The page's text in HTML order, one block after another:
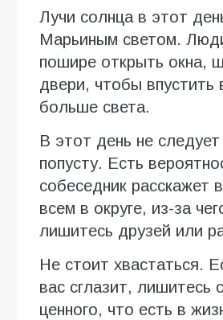
Лучи солнца в этот
Марьиным светом.
пошире открыть окна,
двери, чтобы впустить
больше света.
В этот день не
попусту. Есть
собеседник расскажет
всем в округе, из-за
лишитесь друзей или
Не стоит хвастаться.
вас сглазит, лишитесь
ценного, что есть в